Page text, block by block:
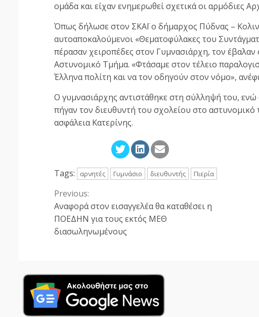
ομάδα και είχαν ενημερωθεί σχετικά οι αρμόδιες
Όπως δήλωσε στον ΣΚΑΪ ο δήμαρχος Πύδνας –
αυτοαποκαλούμενοι «Θεματοφύλακες του
πέρασαν χειροπέδες στον Γυμνασιάρχη, τον έβαλαν
Αστυνομικό Τμήμα. «Φτάσαμε στον τέλειο
Έλληνα πολίτη και να τον οδηγούν στον νόμο»,
Ο γυμνασιάρχης αντιστάθηκε στη σύλληψή του,
πήγαν τον διευθυντή του σχολείου στο
ασφάλεια Κατερίνης.
Tags: αρνητές Γυμνάσιο διευθυντής Πιερία
Continue
Reading
Previous:
Αναφορά στον εισαγγελέα θα καταθέσει η
ΠΟΕΔΗΝ για τους εκτός ΜΕΘ
διασωληνωμένους